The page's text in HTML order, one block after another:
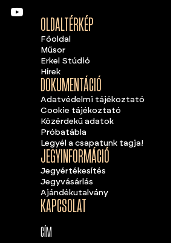
OLDALTÉRKÉP
Főoldal
Műsor
Erkel Stúdió
Hírek
DOKUMENTÁCIÓ
Adatvédelmi tájékoztató
Cookie tájékoztató
Közérdekű adatok
Próbatábla
Legyél a csapatunk tagja!
JEGYINFORMÁCIÓ
Jegyértékesítés
Jegyvásárlás
Ajándékutalvány
KAPCSOLAT
CÍM